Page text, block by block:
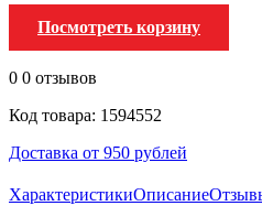
Посмотреть корзину
0 0 отзывов
Код товара: 1594552
Доставка от 950 рублей
ХарактеристикиОписание